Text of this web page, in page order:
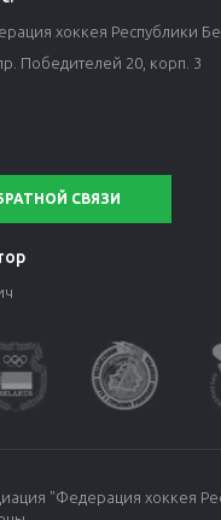
хоккея Республики
Победителей 20, корп. 3
СВЯЗИ
"Федерация хоккея